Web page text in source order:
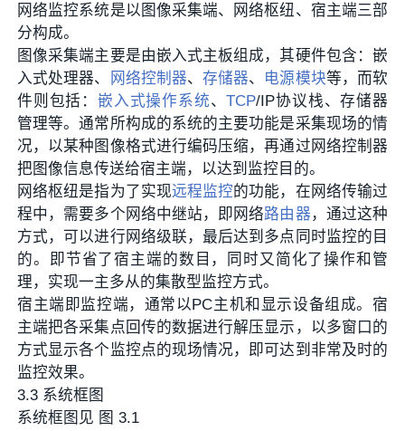
网络监控系统是以图像采集端、网络枢纽、宿主端三部
分构成。
图像采集端主要是由嵌入式主板组成，其硬件包含：嵌
入式处理器、
网络控制器、存储器、 电源模块等，而软
件则包括：嵌入式操作系统、TCP/IP协议栈、存储器
管理等。通常所构成的系统的主要功能是采集现场的情
况，以某种图像格式进行编码压缩，再通过网络控制器
把图像信息传送给宿主端，以达到监控目的。
网络枢纽是指为了实现远程监控的功能，在网络传输过
程中，需要多个网络中继站，即网络路由器 ，通过这种
方式，可以进行网络级联，最后达到多点同时监控的目
的。即节省了宿主端的数目，同时又简化了操作和管
理，实现一主多从的集散型监控方式。
宿主端即监控端，通常以PC主机和显示设备组成。宿
主端把各采集点回传的数据进行解压显示，以多窗口的
方式显示各个监控点的现场情况，即可达到非常及时的
监控效果。
3.3 系统框图
系统框图见 图 3.1